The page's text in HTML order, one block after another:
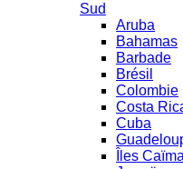
Sud
Aruba
Bahamas
Barbade
Brésil
Colombie
Costa
Cuba
Îles